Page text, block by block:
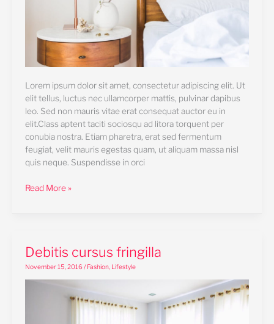
Lorem ipsum dolor sit amet, consectetur adipiscing elit. Ut
elit tellus, luctus nec ullamcorper mattis, pulvinar dapibus
leo. Sed non mauris vitae erat consequat auctor eu in
elit.Class aptent taciti sociosqu ad litora torquent per
conubia nostra. Etiam pharetra, erat sed fermentum
feugiat, velit mauris egestas quam, ut aliquam massa nisl
quis neque. Suspendisse in orci
Read More »
Debitis cursus fringilla
November 15, 2016 /Fashion, Lifestyle
Debitis